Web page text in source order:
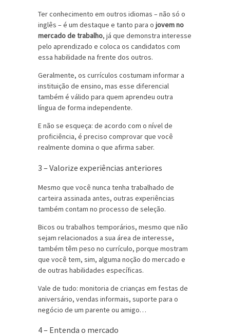
Ter conhecimento em outros idiomas – não só o
inglês – é um destaque e tanto para o jovem no
mercado de trabalho, já que demonstra interesse
pelo aprendizado e coloca os candidatos com
essa habilidade na frente dos outros.
Geralmente, os currículos costumam informar a
instituição de ensino, mas esse diferencial
também é válido para quem aprendeu outra
língua de forma independente.
E não se esqueça: de acordo com o nível de
proficiência, é preciso comprovar que você
realmente domina o que afirma saber.
3 – Valorize experiências anteriores
Mesmo que você nunca tenha trabalhado de
carteira assinada antes, outras experiências
também contam no processo de seleção.
Bicos ou trabalhos temporários, mesmo que não
sejam relacionados a sua área de interesse,
também têm peso no currículo, porque mostram
que você tem, sim, alguma noção do mercado e
de outras habilidades específicas.
Vale de tudo: monitoria de crianças em festas de
aniversário, vendas informais, suporte para o
negócio de um parente ou amigo…
4 – Entenda o mercado